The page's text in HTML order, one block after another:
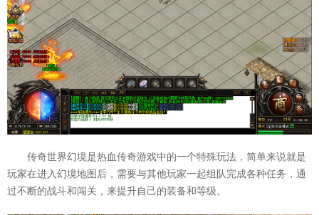
传奇世界幻境是热血传奇游戏中的一个特殊玩法，简单来说就是
玩家在进入幻境地图后，需要与其他玩家一起组队完成各种任务，通
过不断的战斗和闯关，来提升自己的装备和等级。